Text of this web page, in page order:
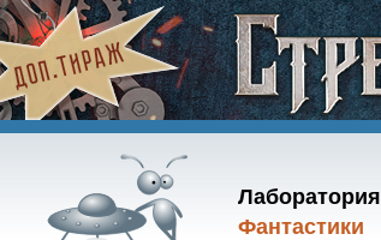
Лаборатория
Фантастики